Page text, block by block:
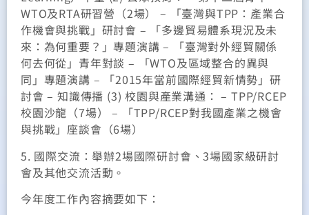
WTO及RTA研習營（2場） – 「臺灣與TPP：產業合
作機會與挑戰」研討會 – 「多邊貿易體系現況及未
來：為何重要？」專題演講 – 「臺灣對外經貿關係
何去何從」青年對談 – 「WTO及區域整合的異與
同」專題演講 – 「2015年當前國際經貿新情勢」研
討會 – 知識傳播 (3) 校園與產業溝通： – TPP/RCEP
校園沙龍（7場） – 「TPP/RCEP對我國產業之機會
與挑戰」座談會（6場）
5. 國際交流：舉辦2場國際研討會、3場國家級研討
會及其他交流活動。
今年度工作內容摘要如下：